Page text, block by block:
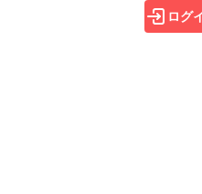
ログ